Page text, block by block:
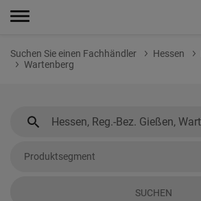
Suchen Sie einen Fachhändler Hessen
Wartenberg
Produktsegment
SUCHEN